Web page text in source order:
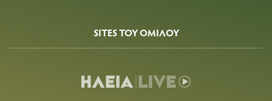
SITES ΤΟΥ ΟΜΙΛΟΥ